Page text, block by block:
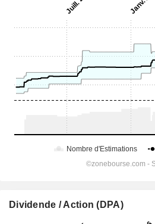
Dividende / Action (DPA)